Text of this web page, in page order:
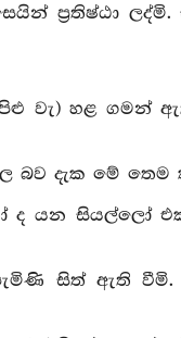
ප්‍රතිෂ්ඨා
වැ) හළ ගමන්
බව දැක මේ
ද යන සියල්ලෝ
සිත් ඇති වීමි.